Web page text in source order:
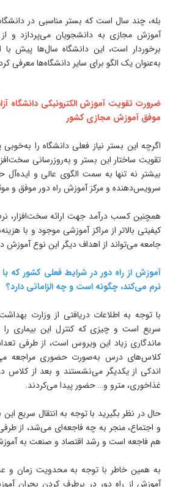
چند سال است که بستر مناسبی در دانشگاه
مجازی به دانشجویان می‌پردازد و از
است، این دانشگاه سال‌ها پیش با
یک الگو برای سایر دانشگاه‌ها معرفی
تقویت آموزش الکترونیکی دانشگاه آزاد
آموزش مجازی کشور
این بستر نیاز فعلی دانشگاه را به‌خوبی
ساختار این بستر و به‌روز‌رسانی
نه تنها به سمت الگوی عالی و ایده‌آل
و مرکز آموزش راه دور موفق و موثر
کسب درآمد جهت ارائه سخت‌افزار،
بالاتر از مراکز آموزشی موجود و با
می‌تواند از اهداف دیگر این نوع آموزش در
از راه دور در شرایط فعلی کشور که با
می‌کند، چگونه است و چه الزاماتی دارد؟
توجه به اطلاعات دریافتی از وزارت بهداشت،
است و چیزی که کنترل این بیماری را
زیاد این ویروس است، از طرفی تعداد
درس به‌صورت حضوری مراجعه
از یکدیگر می‌نشستند و بعد از کلاس در
مترو و… حضور پیدا می‌کردند.
در نظر بگیرید با توجه به انتقال سریع این
اجتماع، منجر به چه فاجعه‌ای می‌شد، از
فاجعه است و رشد اقتصاد و صنعت به آموزش
همین خاطر با توجه به محدویت زمان و
از راه دور در برطرف کردن بحران آموزش